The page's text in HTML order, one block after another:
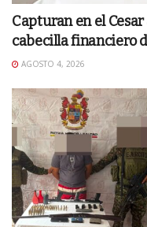
Capturan en el Cesar
cabecilla financiero
AGOSTO 4, 2026